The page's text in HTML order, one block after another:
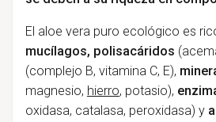
El aloe vera puro ecológico es
mucílagos, polisacáridos
(complejo B, vitamina C, E),
magnesio, hierro, potasio),
oxidasa, catalasa, peroxidasa) y